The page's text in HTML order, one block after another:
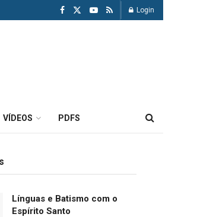
Login
VÍDEOS PDFS
Línguas e Batismo com o
Espírito Santo